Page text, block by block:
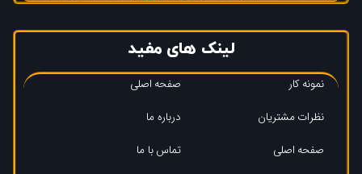
لینک های مفید
نمونه کار
نظرات مشتریان
صفحه اصلی
صفحه اصلی
درباره ما
تماس با ما